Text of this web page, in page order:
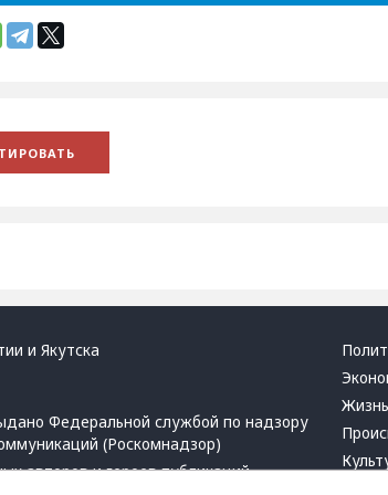
и Якутска
Федеральной службой по надзору
(Роскомнадзор)
авторов и героев публикаций.
Жизнь